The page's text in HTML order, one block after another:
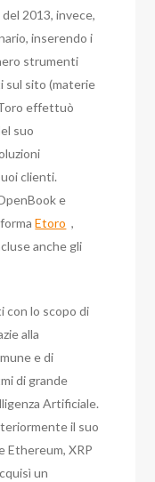
2013, invece,
inserendo i
strumenti
sul sito (materie
effettuò
suo
clienti.
e
Etoro ,
anche gli
con lo scopo di
alla
e di
di grande
Artificiale.
il suo
Ethereum, XRP
un